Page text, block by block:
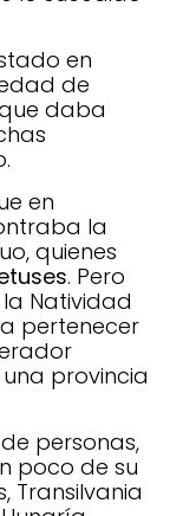
en
de
daba
en
la
quienes
. Pero
Natividad
pertenecer
provincia
personas,
poco de su
Transilvania